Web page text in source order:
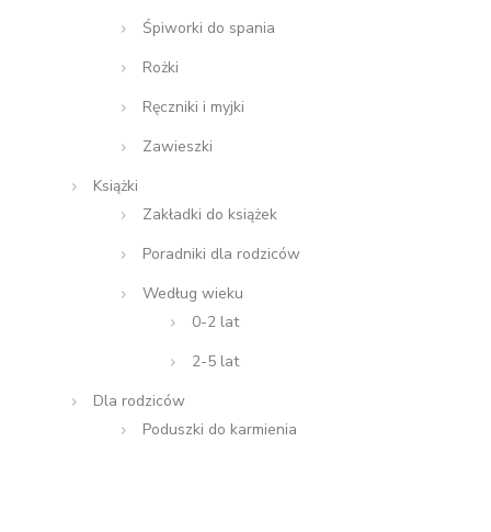
Śpiworki do spania
Rożki
Ręczniki i myjki
Zawieszki
Książki
Zakładki do książek
Poradniki dla rodziców
Według wieku
0-2 lat
2-5 lat
Dla rodziców
Poduszki do karmienia